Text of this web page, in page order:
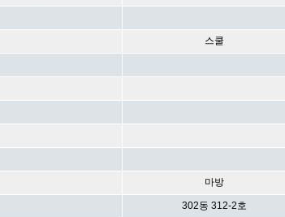
스쿨
마방
302동 312-2호